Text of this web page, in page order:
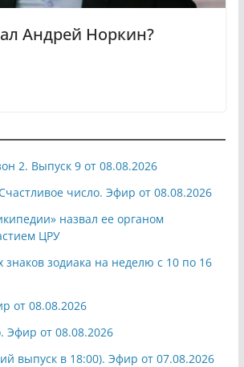
Андрей Норкин?
2. Выпуск 9 от 08.08.2026
число. Эфир от 08.08.2026
назвал ее органом
ЦРУ
знаков зодиака на неделю с 10 по 16
от 08.08.2026
Эфир от 08.08.2026
выпуск в 18:00). Эфир от 07.08.2026